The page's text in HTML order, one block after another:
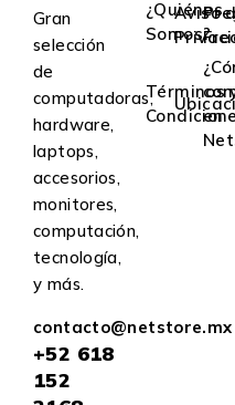
Gran
selección
de
computadoras,
hardware,
laptops,
accesorios,
monitores,
computación,
tecnología,
y más.
contacto@netstore.mx
+52 618
152
¿Quiénes
Somos?
Aviso
Términos
en